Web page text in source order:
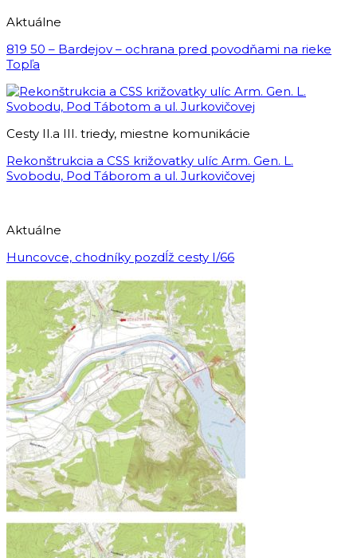
Aktuálne
819 50 – Bardejov – ochrana pred povodňami na rieke
Topľa
Cesty II.a III. triedy, miestne komunikácie
Rekonštrukcia a CSS križovatky ulíc Arm. Gen. L.
Svobodu, Pod Táborom a ul. Jurkovičovej
Aktuálne
Huncovce, chodníky pozdĺž cesty I/66